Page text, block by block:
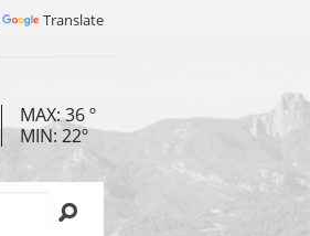
Translate
MAX: 36 º
MIN: 22º